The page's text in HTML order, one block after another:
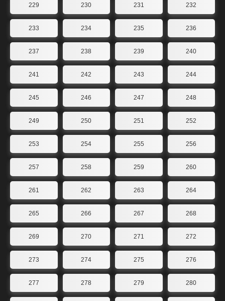
229 230 231 232
233 234 235 236
237 238 239 240
241 242 243 244
245 246 247 248
249 250 251 252
253 254 255 256
257 258 259 260
261 262 263 264
265 266 267 268
269 270 271 272
273 274 275 276
277 278 279 280